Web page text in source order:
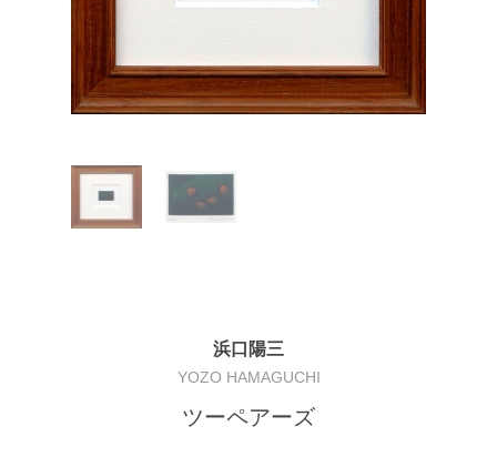
浜口陽三
YOZO HAMAGUCHI
ツーペアーズ